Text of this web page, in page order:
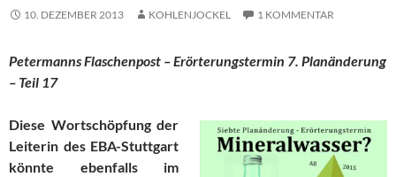
10. DEZEMBER 2013 KOHLENJOCKEL 1 KOMMENTAR
Petermanns Flaschenpost – Erörterungstermin 7. Planänderung
– Teil 17
Diese Wortschöpfung der
Leiterin des EBA-Stuttgart
könnte ebenfalls im